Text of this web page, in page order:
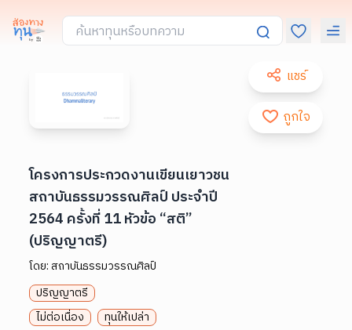
แชร์
ถูกใจ
โครงการประกวดงานเขียนเยาวชน
สถาบันธรรมวรรณศิลป์ ประจำปี
2564 ครั้งที่ 11 หัวข้อ “สติ”
(ปริญญาตรี)
โดย:สถาบันธรรมวรรณศิลป์
ปริญญาตรี
ไม่ต่อเนื่อง
ทุนให้เปล่า